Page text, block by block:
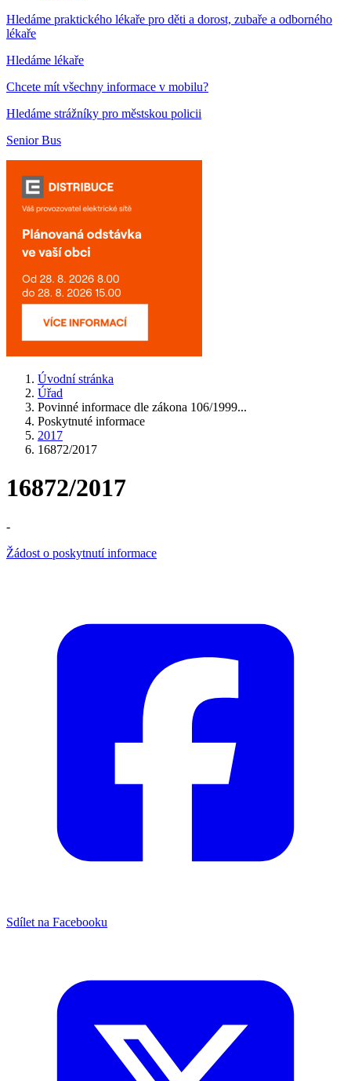
Hledáme praktického lékaře pro děti a dorost, zubaře a odborného
lékaře
Hledáme lékaře
Chcete mít všechny informace v mobilu?
Hledáme strážníky pro městskou policii
Senior Bus
Úvodní stránka
Úřad
Povinné informace dle zákona 106/1999...
Poskytnuté informace
2017
16872/2017
16872/2017
-
Žádost o poskytnutí informace
Sdílet na Facebooku